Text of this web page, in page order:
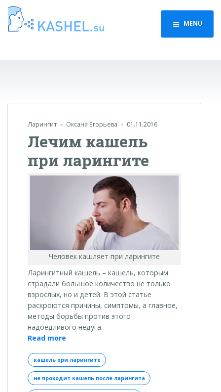
MENU
Ларингит Оксана Егорьева 01.11.2016
Лечим кашель
при ларингите
Человек кашляет при ларингите
Ларингитный кашель – кашель, которым
страдали большое количество не только
взрослых, но и детей. В этой статье
раскроются причины, симптомы, а главное,
методы борьбы против этого
надоедливого недуга.
Read more
при
ларингите»
кашель при ларингите
не проходит кашель после ларингита